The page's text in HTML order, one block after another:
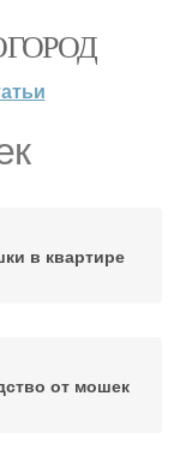
в квартире
от мошек